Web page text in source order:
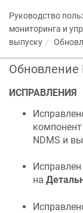
Руководство
мониторинга и
выпуску
Обновление
ИСПРАВЛЕНИЯ
компонент
NDMS и
на